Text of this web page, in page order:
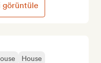
House
görüntüle